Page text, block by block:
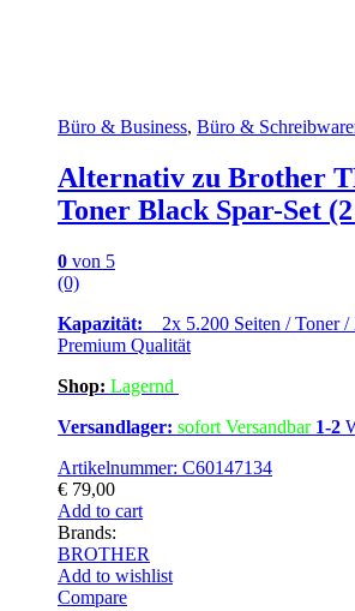
Büro & Business, Büro &
Alternativ zu Brother
Toner Black Spar-Set
0 von 5
(0)
Kapazität: 2x 5.200 Seiten / Toner
Premium Qualität
Shop: Lagernd
Versandlager: sofort Versandbar 1-2
Artikelnummer: C60147134
€ 79,00
Add to cart
Brands:
BROTHER
Add to wishlist
Compare